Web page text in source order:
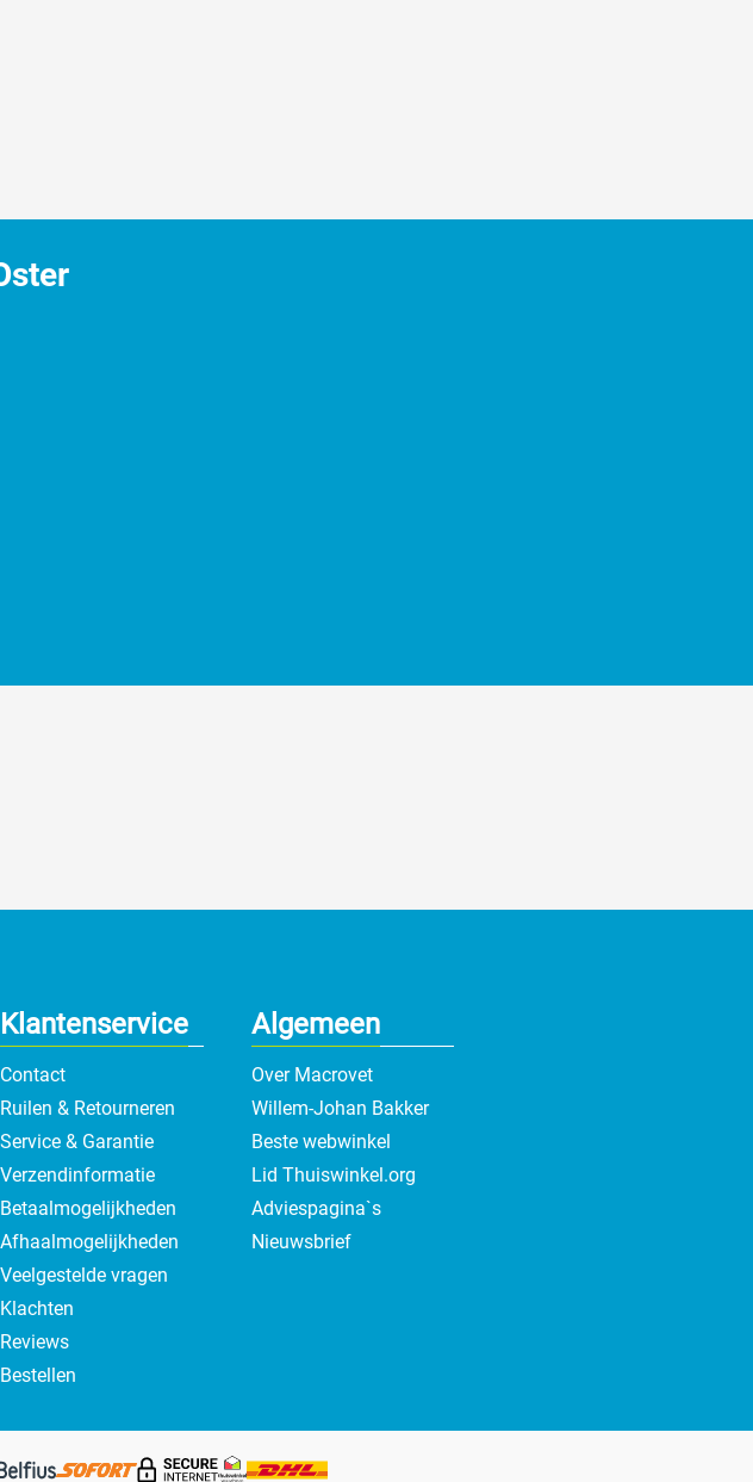
Klantenservice
Contact
Ruilen & Retourneren
Service & Garantie
Verzendinformatie
Betaalmogelijkheden
Afhaalmogelijkheden
Veelgestelde vragen
Klachten
Reviews
Bestellen
Algemeen
Over Macrovet
Willem-Johan Bakker
Beste webwinkel
Lid Thuiswinkel.org
Adviespagina`s
Nieuwsbrief